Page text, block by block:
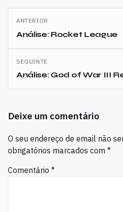
Navegação
de
artigos
ANTERIOR
Análise: Rocket League
SEGUINTE
Análise: God of War III
Deixe um comentário
O seu endereço de email não
obrigatórios marcados com *
Comentário *